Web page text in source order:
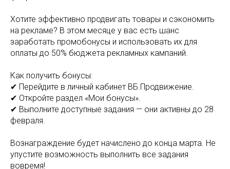
Хотите эффективно продвигать товары и сэкономить
на рекламе? В этом месяце у вас есть шанс
заработать промобонусы и использовать их для
оплаты до 50% бюджета рекламных кампаний.
Как получить бонусы:
✔ Перейдите в личный кабинет ВБ.Продвижение.
✔ Откройте раздел «Мои бонусы».
✔ Выполните доступные задания — они активны до 28
февраля.
Вознаграждение будет начислено до конца марта. Не
упустите возможность выполнить все задания
вовремя!